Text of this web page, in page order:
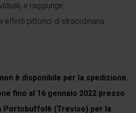
e raggiunge
effetti pittorici di straordinaria
è disponibile per la spedizione.
fino al 16 gennaio 2022 presso
Portobuffolè (Treviso) per la